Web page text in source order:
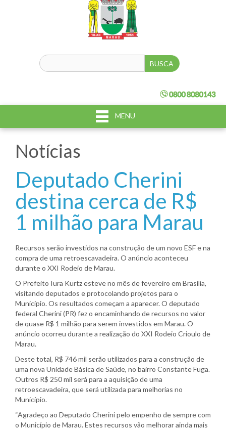
MENU
Notícias
Deputado Cherini
destina cerca de R$
1 milhão para Marau
Recursos serão investidos na construção de um novo ESF e na
compra de uma retroescavadeira. O anúncio aconteceu
durante o XXI Rodeio de Marau.
O Prefeito Iura Kurtz esteve no mês de fevereiro em Brasília,
visitando deputados e protocolando projetos para o
Município. Os resultados começam a aparecer. O deputado
federal Cherini (PR) fez o encaminhando de recursos no valor
de quase R$ 1 milhão para serem investidos em Marau. O
anúncio ocorreu durante a realização do XXI Rodeio Crioulo de
Marau.
Deste total, R$ 746 mil serão utilizados para a construção de
uma nova Unidade Básica de Saúde, no bairro Constante Fuga.
Outros R$ 250 mil será para a aquisição de uma
retroescavadeira, que será utilizada para melhorias no
Município.
“Agradeço ao Deputado Cherini pelo empenho de sempre com
o Município de Marau. Estes recursos vão melhorar ainda mais